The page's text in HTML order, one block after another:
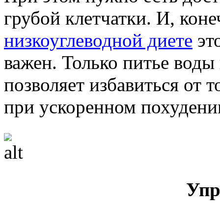
грубой клетчатки. И,
низкоуглеводной диете
важен. Только питье воды
позволяет избавиться от
при ускоренном